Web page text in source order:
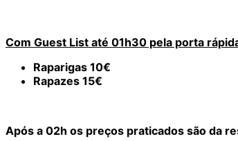
Com Guest List até 01h30 pela porta
Raparigas 10€
Rapazes 15€
Após a 02h os preços praticados são da